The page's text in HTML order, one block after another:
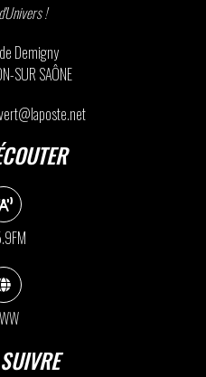
!
Demigny
SUR SAÔNE